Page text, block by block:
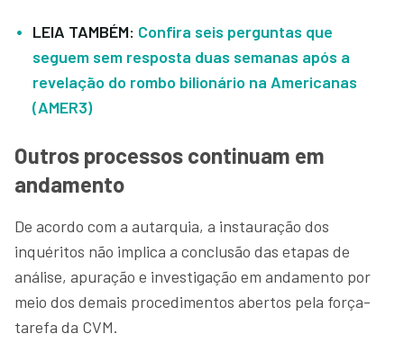
LEIA TAMBÉM: Confira seis perguntas que
seguem sem resposta duas semanas após a
revelação do rombo bilionário na Americanas
(AMER3)
Outros processos continuam em
andamento
De acordo com a autarquia, a instauração dos
inquéritos não implica a conclusão das etapas de
análise, apuração e investigação em andamento por
meio dos demais procedimentos abertos pela força-
tarefa da CVM.